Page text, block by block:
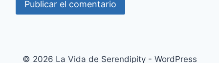
© 2026 La Vida de Serendipity - WordPress